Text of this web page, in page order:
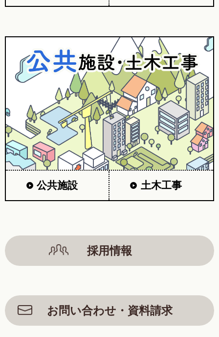
公共施設 土木工事
採用情報
お問い合わせ・資料請求